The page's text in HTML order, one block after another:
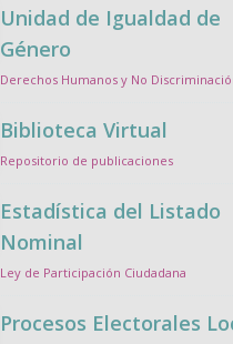
Unidad de Igualdad de
Género
Derechos Humanos y No
Biblioteca Virtual
Repositorio de publicaciones
Estadística del Listado
Nominal
Ley de Participación Ciudadana
Procesos Electorales